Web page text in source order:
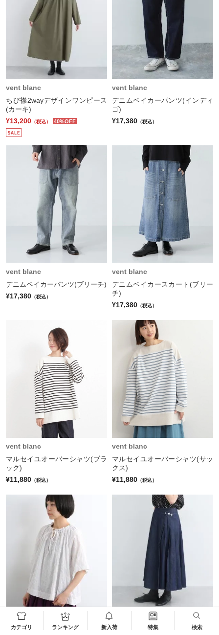
カテゴリ ランキング 新入荷 特集 検索
vent blanc
ちび襟2wayデザインワンピース
(カーキ)
¥13,200 （税込） 40%OFF
vent blanc
デニムベイカーパンツ(インディ
ゴ)
¥17,380 （税込）
vent blanc
デニムベイカーパンツ(ブリーチ)
¥17,380 （税込）
vent blanc
デニムベイカースカート(ブリー
チ)
¥17,380 （税込）
vent blanc
マルセイユオーバーシャツ(ブラ
ック)
¥11,880 （税込）
vent blanc
マルセイユオーバーシャツ(サッ
クス)
¥11,880 （税込）
売り切れ
vent blanc vent blanc